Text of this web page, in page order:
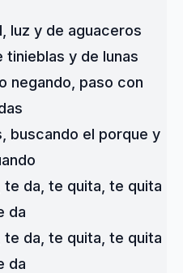
luz y de aguaceros
tinieblas y de lunas
negando, paso con
buscando el porque y
da, te quita, te quita
da
da, te quita, te quita
da